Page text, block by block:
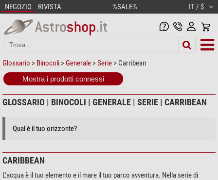
NEGOZIO RIVISTA %SALE% IT / $
Glossario > Binocoli > Generale >Serie > Carribean
Mostra i prodotti connessi
GLOSSARIO | BINOCOLI | GENERALE | SERIE | CARRIBEAN
Qual è il tuo orizzonte?
CARIBBEAN
L'acqua è il tuo elemento e il mare il tuo parco avventura. Nella serie di